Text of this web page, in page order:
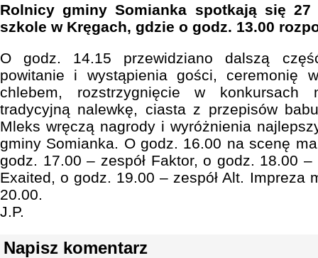
Rolnicy gminy Somianka spotkają się
szkole w Kręgach, gdzie o godz. 13.00
O godz. 14.15 przewidziano dalszą
powitanie i wystąpienia gości, ceremonię
chlebem, rozstrzygnięcie w konkursach
tradycyjną nalewkę, ciasta z przepisów
Mleks wręczą nagrody i wyróżnienia
gminy Somianka. O godz. 16.00 na scenę
godz. 17.00 – zespół Faktor, o godz. 18.00 –
Exaited, o godz. 19.00 – zespół Alt. Impreza
20.00.
J.P.
Napisz komentarz